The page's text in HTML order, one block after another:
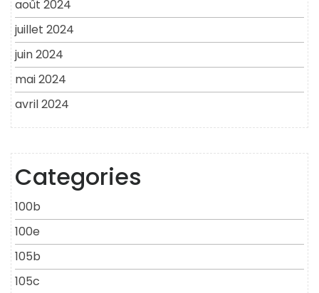
août 2024
juillet 2024
juin 2024
mai 2024
avril 2024
Categories
100b
100e
105b
105c